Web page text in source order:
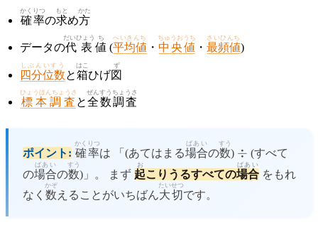
確率
かくりつ
の求
もと
め方
かた
データの代表
だいひょう
値
ち
(平均値
へいきんち
・ 中央値
ちゅうおうち
・ 最頻値
さいひんち
)
四分位数
しぶんいすう
と箱
はこ
ひげ図
ず
標本調査
ひょうほんちょうさ
と全数
ぜんすう
調査
ちょうさ
ポイント: 確率
かくりつ
は 「(あてはまる場合
ばあい
の数
すう
) \div
÷ (すべて
の場合
ばあい
の数
すう
)」。 まず 起
お
こりうるすべての場合
ばあい
をもれ
なく 数
かぞ
えることがいちばん大切
たいせつ
です。